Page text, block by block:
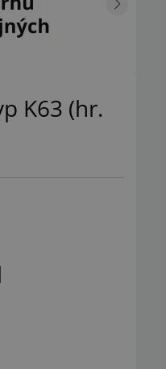
K63 (hr.